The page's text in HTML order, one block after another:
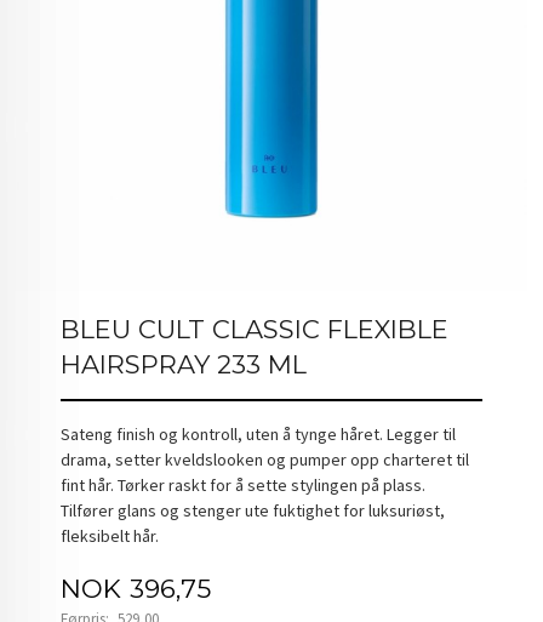
BLEU CULT CLASSIC FLEXIBLE
HAIRSPRAY 233 ML
Sateng finish og kontroll, uten å tynge håret. Legger til
drama, setter kveldslooken og pumper opp charteret til
fint hår. Tørker raskt for å sette stylingen på plass.
Tilfører glans og stenger ute fuktighet for luksuriøst,
fleksibelt hår.
Tilbud
NOK 396,75